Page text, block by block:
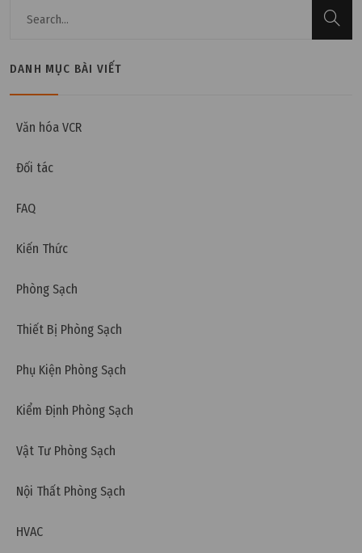
Thứ hai, 25/09/2023 | 15:11
Tiêu chuẩn RoHS là gì? Tiêu chuẩn REACH là gì?
Doanh nghiệp đạt được lợi ích gì khi tuân thủ 2 tiêu
Tiêu chuẩn ISO/IEC 17025 là gì? Những nội dung về
Hệ thống quản lý phòng thí nghiệm
DANH MỤC BÀI VIẾT
Văn hóa VCR
Đối tác
FAQ
Kiến Thức
Phòng Sạch
Thiết Bị Phòng Sạch
Phụ Kiện Phòng Sạch
Kiểm Định Phòng Sạch
Vật Tư Phòng Sạch
Nội Thất Phòng Sạch
HVAC